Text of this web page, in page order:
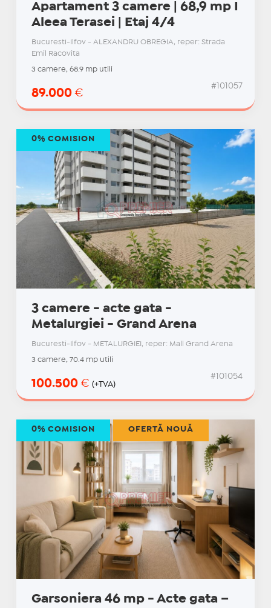
Apartament 3 camere | 68,9 mp I
Aleea Terasei | Etaj 4/4
Bucuresti-Ilfov - ALEXANDRU OBREGIA, reper: Strada
Emil Racovita
3 camere, 68.9 mp utili
89.000 €
#101057
3 camere - acte gata -
Metalurgiei - Grand Arena
Bucuresti-Ilfov - METALURGIEI, reper: Mall Grand Arena
3 camere, 70.4 mp utili
100.500 € (+TVA)
#101054
0% COMISION
Garsoniera 46 mp - Acte gata –
0% COMISION OFERTĂ NOUĂ